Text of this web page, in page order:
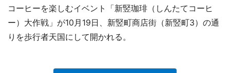
コーヒーを楽しむイベント「新竪珈琲（しんたてコーヒ
ー）大作戦」が10月19日、新竪町商店街（新竪町3）の通
りを歩行者天国にして開かれる。